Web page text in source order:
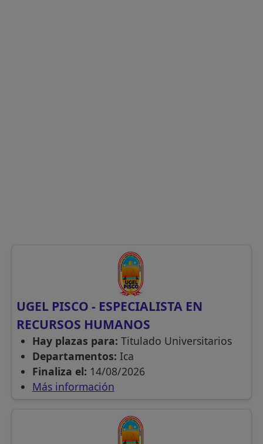
UGEL PISCO - ESPECIALISTA EN
RECURSOS HUMANOS
Hay plazas para: Titulado Universitarios
Departamentos: Ica
Finaliza el: 14/08/2026
Más información